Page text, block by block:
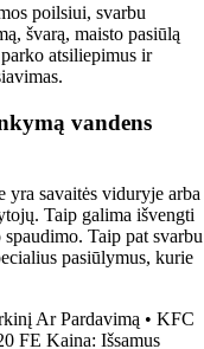
poilsiui, svarbu
švarą, maisto pasiūlą
atsiliepimus ir
vandens
yra savaitės viduryje arba
Taip galima išvengti
Taip pat svarbu
pasiūlymus, kurie
Ar Pardavimą • KFC
FE Kaina: Išsamus